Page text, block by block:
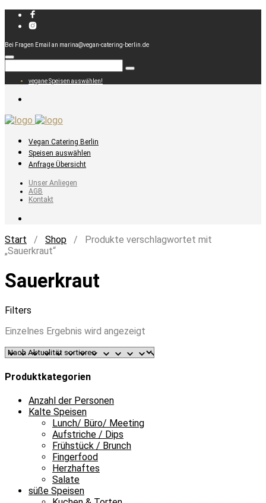
Bei Fragen Email an marina@vegan-catering-berlin.de
vegane Speisen auswählen!
Vegan Catering Berlin
Speisen auswählen
Anfrage Übersicht
Unser Anliegen
AGB
Kontakt
Start / Shop / Produkte verschlagwortet mit
„Sauerkraut“
Sauerkraut
Filters
Einzelnes Ergebnis wird angezeigt
Produktkategorien
Anzahl der Personen
Kalte Speisen
Lunch/ Büro/ Meeting
Aufstriche / Dips
Frühstück / Brunch
Fingerfood
Herzhaftes
Salate
süße Speisen